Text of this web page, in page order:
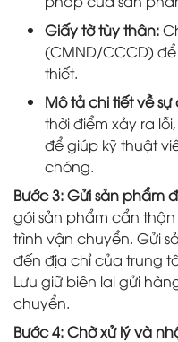
Giấy tờ tùy thân:
(CMND/CCCD)
thiết.
Mô tả chi tiết về sự
thời điểm xảy ra
để giúp kỹ thuật
chóng.
Bước 3: Gửi sản phẩm
gói sản phẩm cẩn
trình vận chuyển. Gửi
đến địa chỉ của trung
Lưu giữ biên lai gửi
chuyển.
Bước 4: Chờ xử lý và